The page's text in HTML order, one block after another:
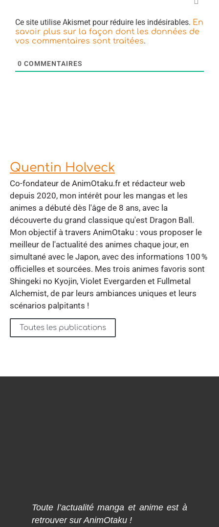
Ce site utilise Akismet pour réduire les indésirables. En
savoir plus sur la façon dont les données de
vos commentaires sont traitées.
0 COMMENTAIRES
Quentin Holveck
Co-fondateur de AnimOtaku.fr et rédacteur web
depuis 2020, mon intérêt pour les mangas et les
animes a débuté dès l'âge de 8 ans, avec la
découverte du grand classique qu'est Dragon Ball.
Mon objectif à travers AnimOtaku : vous proposer le
meilleur de l'actualité des animes chaque jour, en
simultané avec le Japon, avec des informations 100 %
officielles et sourcées. Mes trois animes favoris sont
Shingeki no Kyojin, Violet Evergarden et Fullmetal
Alchemist, de par leurs ambiances uniques et leurs
scénarios palpitants !
Toutes les publications
Toute l’actualité manga et anime est à
retrouver sur AnimOtaku !